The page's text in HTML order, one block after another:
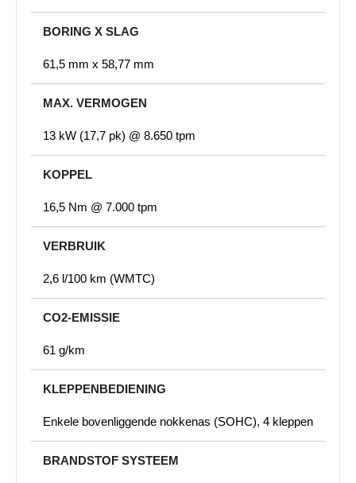
BORING X SLAG
61,5 mm x 58,77 mm
MAX. VERMOGEN
13 kW (17,7 pk) @ 8.650 tpm
KOPPEL
16,5 Nm @ 7.000 tpm
VERBRUIK
2,6 l/100 km (WMTC)
CO2-EMISSIE
61 g/km
KLEPPENBEDIENING
Enkele bovenliggende nokkenas (SOHC), 4 kleppen
BRANDSTOF SYSTEEM